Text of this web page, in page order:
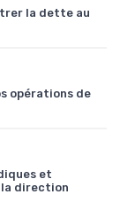
la dette au
opérations de
et
direction